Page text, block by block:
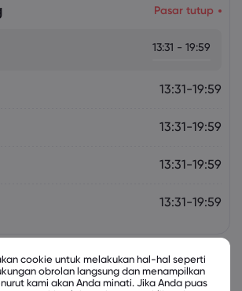
Pasar tutup
13:31 - 19:59
13:31-19:59
13:31-19:59
13:31-19:59
13:31-19:59
cookie untuk melakukan hal-hal seperti
obrolan langsung dan menampilkan
kami akan Anda minati. Jika Anda puas